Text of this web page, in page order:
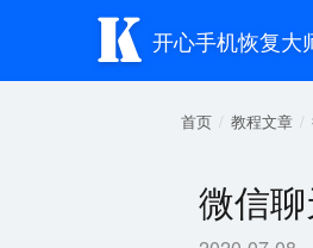
 开心手机恢复大
首页 教程文章
微信